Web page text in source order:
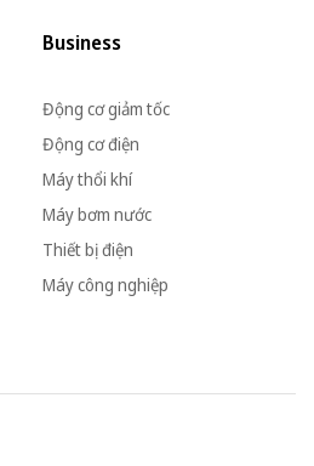
Business
Động cơ giảm tốc
Động cơ điện
Máy thổi khí
Máy bơm nước
Thiết bị điện
Máy công nghiệp